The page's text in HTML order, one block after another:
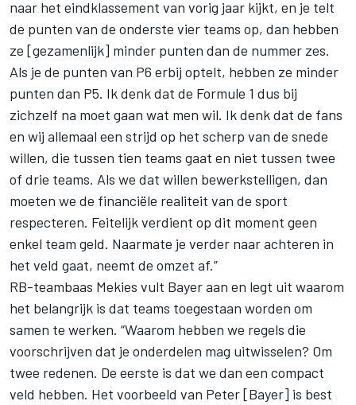
naar het eindklassement van vorig jaar kijkt, en je telt
de punten van de onderste vier teams op, dan hebben
ze [gezamenlijk] minder punten dan de nummer zes.
Als je de punten van P6 erbij optelt, hebben ze minder
punten dan P5. Ik denk dat de Formule 1 dus bij
zichzelf na moet gaan wat men wil. Ik denk dat de fans
en wij allemaal een strijd op het scherp van de snede
willen, die tussen tien teams gaat en niet tussen twee
of drie teams. Als we dat willen bewerkstelligen, dan
moeten we de financiële realiteit van de sport
respecteren. Feitelijk verdient op dit moment geen
enkel team geld. Naarmate je verder naar achteren in
het veld gaat, neemt de omzet af.”
RB-teambaas Mekies vult Bayer aan en legt uit waarom
het belangrijk is dat teams toegestaan worden om
samen te werken. “Waarom hebben we regels die
voorschrijven dat je onderdelen mag uitwisselen? Om
twee redenen. De eerste is dat we dan een compact
veld hebben. Het voorbeeld van Peter [Bayer] is best